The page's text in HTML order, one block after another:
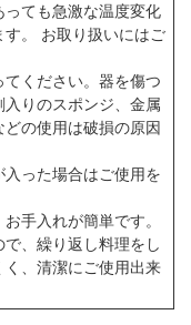
っても急激な温度変化
。 お取り扱いにはご
てください。器を傷つ
りのスポンジ、金属
の使用は破損の原因
入った場合はご使用を
手入れが簡単です。
で、繰り返し料理をし
、清潔にご使用出来